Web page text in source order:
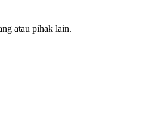
atau pihak lain.